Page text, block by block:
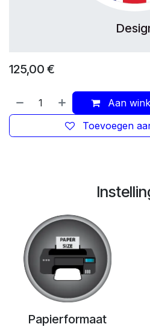
125,00 €
Aan
Toevoegen
Papierformaat